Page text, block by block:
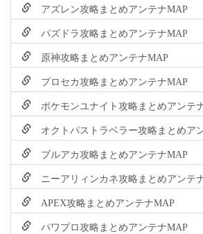
アズレン攻略まとめアンテナMAP
パズドラ攻略まとめアンテナMAP
原神攻略まとめアンテナMAP
プロセカ攻略まとめアンテナMAP
ポケモンユナイト攻略まとめアンテ
オクトパストラベラー攻略まとめア
ブルアカ攻略まとめアンテナMAP
ニーアリィンカネ攻略まとめアンテ
APEX攻略まとめアンテナMAP
パワプロ攻略まとめアンテナMAP